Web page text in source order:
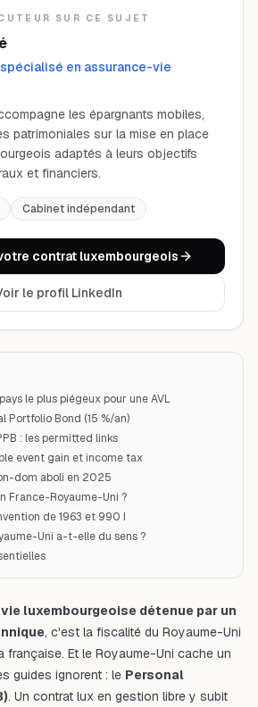
SUR CE SUJET
en assurance-vie
les épargnants mobiles,
patrimoniales sur la mise en place
adaptés à leurs objectifs
et financiers.
Cabinet indépendant
contrat luxembourgeois
le profil LinkedIn
le plus piégeux pour une AVL
Portfolio Bond (15 %/an)
: les permitted links
event gain et income tax
dom aboli en 2025
France-Royaume-Uni ?
de 1963 et 990 I
Uni a-t-elle du sens ?
luxembourgeoise détenue par un
, c'est la fiscalité du Royaume-Uni
Et le Royaume-Uni cache un
guides ignorent : le Personal
. Un contrat lux en gestion libre y subit